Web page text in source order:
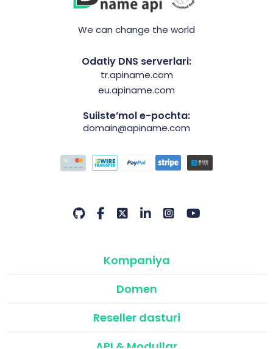
We can change the world
Odatiy DNS serverlari:
tr.apiname.com
eu.apiname.com
Suiiste’mol e-pochta:
domain@apiname.com
Kompaniya
Domen
Reseller dasturi